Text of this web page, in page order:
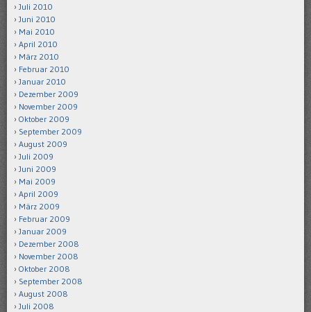
Juli 2010
Juni 2010
Mai 2010
April 2010
März 2010
Februar 2010
Januar 2010
Dezember 2009
November 2009
Oktober 2009
September 2009
August 2009
Juli 2009
Juni 2009
Mai 2009
April 2009
März 2009
Februar 2009
Januar 2009
Dezember 2008
November 2008
Oktober 2008
September 2008
August 2008
Juli 2008